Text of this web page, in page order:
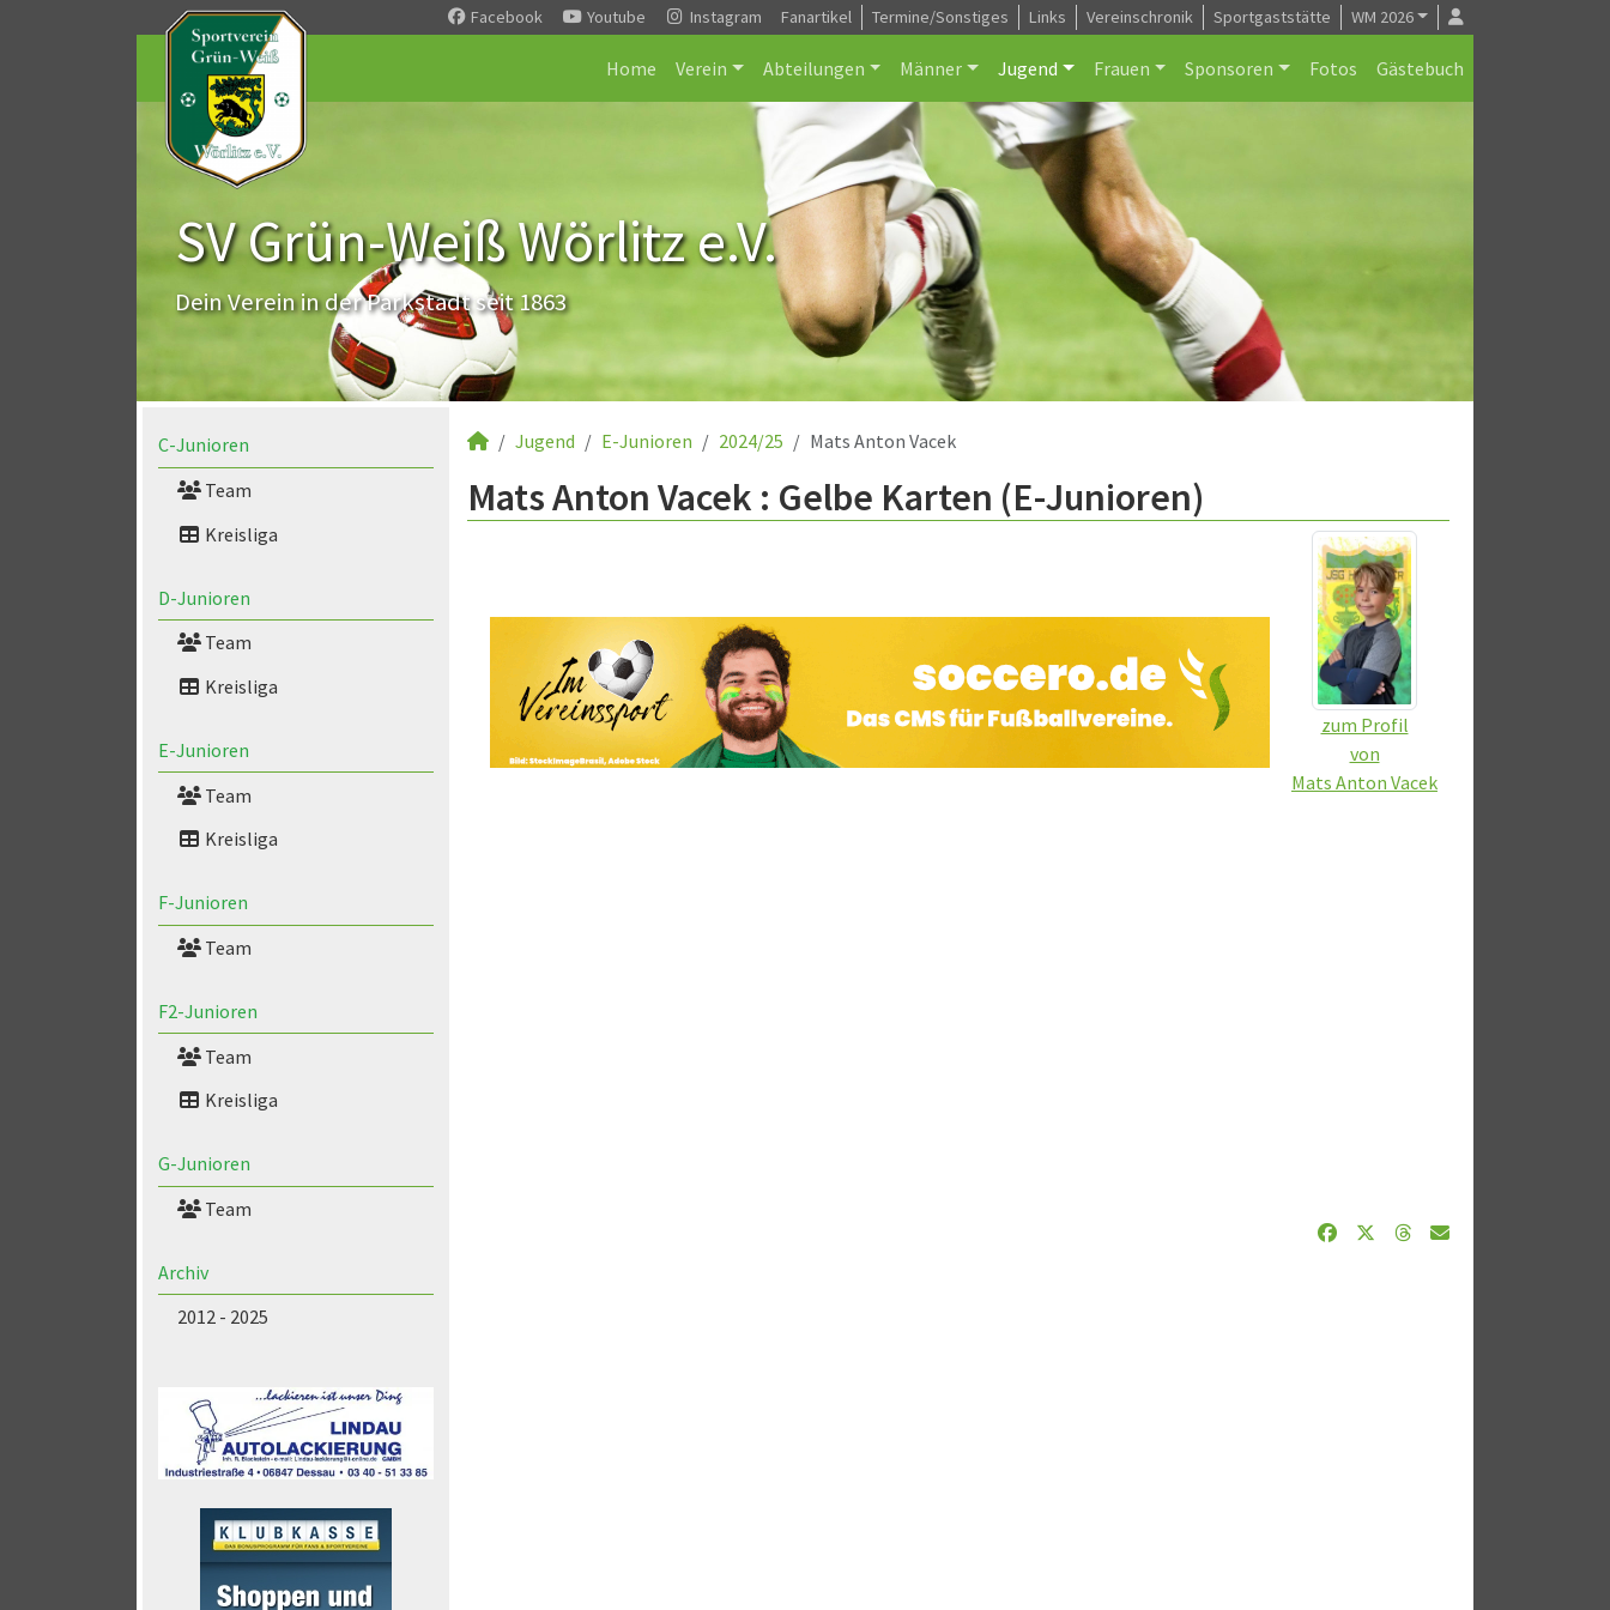
Facebook Youtube Instagram Fanartikel Termine/Sonstiges Links Vereinschronik Sportgaststätte WM 2026
Home Verein Abteilungen Männer Jugend Frauen Sponsoren Fotos Gästebuch
SV Grün-Weiß Wörlitz e.V.
Dein Verein in der Parkstadt seit 1863
C-Junioren
Team
Kreisliga
D-Junioren
Team
Kreisliga
E-Junioren
Team
Kreisliga
F-Junioren
Team
F2-Junioren
Team
Kreisliga
G-Junioren
Team
Archiv
2012 - 2025
Jugend E-Junioren 2024/25 Mats Anton Vacek
Mats Anton Vacek : Gelbe Karten (E-Junioren)
zum Profil
von
Mats Anton Vacek